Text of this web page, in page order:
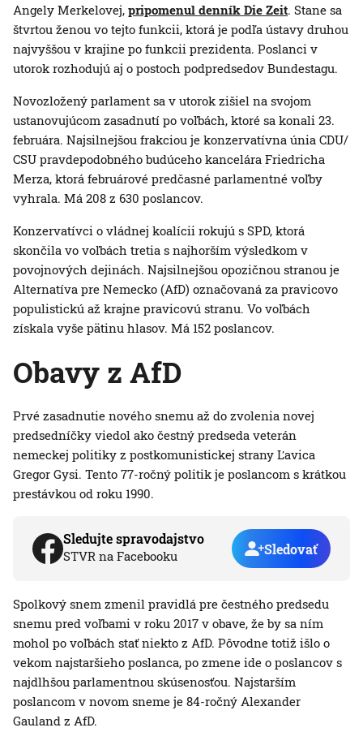
Angely Merkelovej, pripomenul denník Die Zeit. Stane sa
štvrtou ženou vo tejto funkcii, ktorá je podľa ústavy druhou
najvyššou v krajine po funkcii prezidenta. Poslanci v
utorok rozhodujú aj o postoch podpredsedov Bundestagu.
Novozložený parlament sa v utorok zišiel na svojom
ustanovujúcom zasadnutí po voľbách, ktoré sa konali 23.
februára. Najsilnejšou frakciou je konzervatívna únia CDU/
CSU pravdepodobného budúceho kancelára Friedricha
Merza, ktorá februárové predčasné parlamentné voľby
vyhrala. Má 208 z 630 poslancov.
Konzervatívci o vládnej koalícii rokujú s SPD, ktorá
skončila vo voľbách tretia s najhorším výsledkom v
povojnových dejinách. Najsilnejšou opozičnou stranou je
Alternatíva pre Nemecko (AfD) označovaná za pravicovo
populistickú až krajne pravicovú stranu. Vo voľbách
získala vyše pätinu hlasov. Má 152 poslancov.
Obavy z AfD
Prvé zasadnutie nového snemu až do zvolenia novej
predsedníčky viedol ako čestný predseda veterán
nemeckej politiky z postkomunistickej strany Ľavica
Gregor Gysi. Tento 77-ročný politik je poslancom s krátkou
prestávkou od roku 1990.
Sledujte spravodajstvo
STVR na Facebooku Sledovať
Spolkový snem zmenil pravidlá pre čestného predsedu
snemu pred voľbami v roku 2017 v obave, že by sa ním
mohol po voľbách stať niekto z AfD. Pôvodne totiž išlo o
vekom najstaršieho poslanca, po zmene ide o poslancov s
najdlhšou parlamentnou skúsenosťou. Najstarším
poslancom v novom sneme je 84-ročný Alexander
Gauland z AfD.